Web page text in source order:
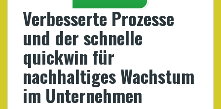
Verbesserte Prozesse
und der schnelle
quickwin für
nachhaltiges Wachstum
im Unternehmen